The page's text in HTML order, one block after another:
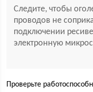
Следите, чтобы
проводов не
подключении
электронную
Проверьте